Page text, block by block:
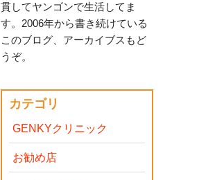
貫してヤンゴンで生活してま
す。2006年から書き続けている
このブログ、アーカイブスもど
うぞ。
カテゴリ
GENKYクリニック
お勧め店